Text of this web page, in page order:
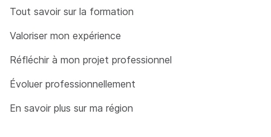
Tout savoir sur la formation
Valoriser mon expérience
Réfléchir à mon projet professionnel
Évoluer professionnellement
En savoir plus sur ma région